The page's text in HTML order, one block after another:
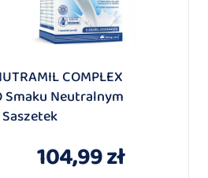
(31)
(6)
COMPLEX
Smaku Neutralnym
104,99 zł